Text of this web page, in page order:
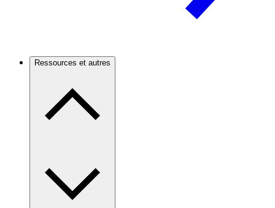
Ressources et autres